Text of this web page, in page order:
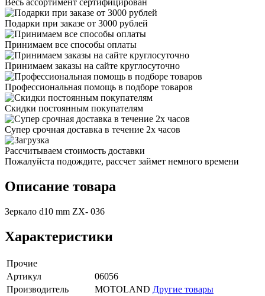
Весь ассортимент сертифицирован
Подарки при заказе от 3000 рублей
Принимаем все способы оплаты
Принимаем заказы на сайте круглосуточно
Профессиональная помощь в подборе товаров
Скидки постоянным покупателям
Супер срочная доставка в течение 2х часов
Рассчитываем стоимость доставки
Пожалуйста подождите, рассчет займет немного времени
Описание товара
Зеркало d10 mm ZX- 036
Характеристики
Прочие
Артикул
06056
Производитель
MOTOLAND Другие товары